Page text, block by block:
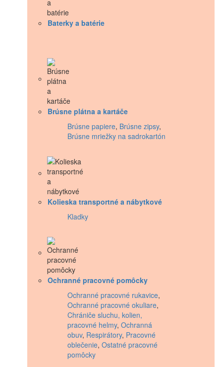
Baterky a batérie
Brúsne plátna a kartáče
Brúsne papiere, Brúsne zipsy,
Brúsne mriežky na sadrokartón
Kolieska transportné a nábytkové
Kladky
Ochranné pracovné pomôcky
Ochranné pracovné rukavice,
Ochranné pracovné okuliare,
Chrániče sluchu, kolien,
pracovné helmy, Ochranná
obuv, Respirátory, Pracovné
oblečenie, Ostatné pracovné
pomôcky